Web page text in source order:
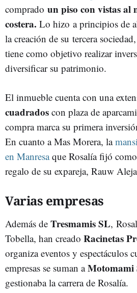
comprado un piso con vistas al
costera. Lo hizo a principios de
la creación de su tercera
tiene como objetivo realizar
diversificar su patrimonio.
El inmueble cuenta con una
cuadrados con plaza de
compra marca su primera
En cuanto a Mas Morera, la
en Manresaque Rosalía fijó
regalo de su expareja, Rauw
Varias empresas
Además de Tresmamis SL,
Tobella, han creado Racinetas
organiza eventos y espectáculos
empresas se suman aMotomami
gestionaba la carrera de Rosalía.